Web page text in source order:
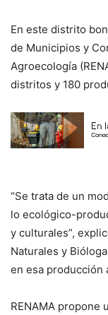
En este distrito
de Municipios y
Agroecología
distritos y 180
“Se trata de un
lo ecológico-
y culturales”,
Naturales y
en esa producción
RENAMA propone